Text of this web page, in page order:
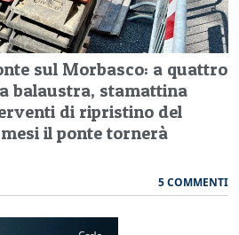
sul Morbasco: a quattro
balaustra, stamattina
di ripristino del
il ponte tornerà
5 COMMENTI